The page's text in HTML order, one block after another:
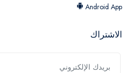
Android App
الاشتراك